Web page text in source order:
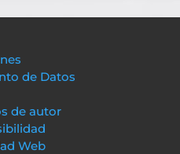
de Datos
de autor
Web